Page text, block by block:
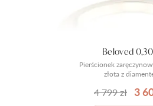
Pierścionek
złota z
Beloved
4 799 zł 3